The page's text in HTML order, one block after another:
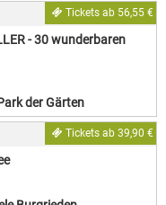
Tickets ab 56,55 €
- 30 wunderbaren
der Gärten
Tickets ab 39,90 €